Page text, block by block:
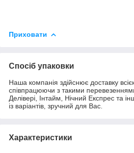
Приховати
Спосіб упаковки
Наша компанія здійснює доставку
співпрацюючи з такими
Делівері, Інтайм, Нічний Експрес та
із варіантів, зручний для Вас.
Характеристики